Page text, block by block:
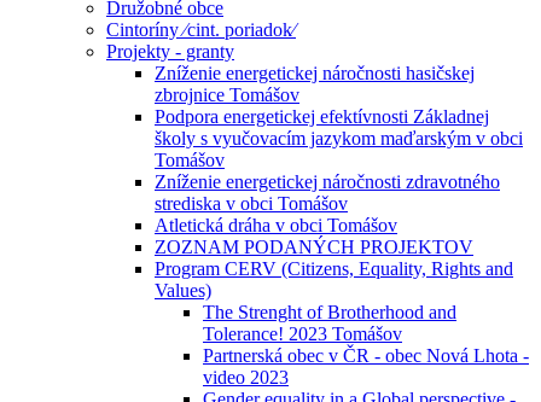
Družobné obce
Cintoríny ⁄cint. poriadok⁄
Projekty - granty
Zníženie energetickej náročnosti hasičskej
zbrojnice Tomášov
Podpora energetickej efektívnosti Základnej
školy s vyučovacím jazykom maďarským v obci
Tomášov
Zníženie energetickej náročnosti zdravotného
strediska v obci Tomášov
Atletická dráha v obci Tomášov
ZOZNAM PODANÝCH PROJEKTOV
Program CERV (Citizens, Equality, Rights and
Values)
The Strenght of Brotherhood and
Tolerance! 2023 Tomášov
Partnerská obec v ČR - obec Nová Lhota -
video 2023